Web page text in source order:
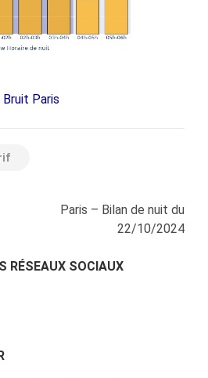
Paris
Paris – Bilan de nuit du
22/10/2024
RÉSEAUX SOCIAUX